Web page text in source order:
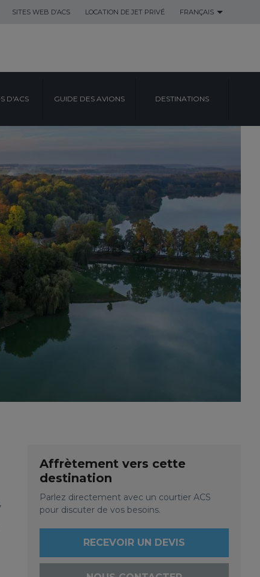
SITES WEB D’ACS LOCATION DE JET PRIVÉ FRANÇAIS
D'ACS GUIDE DES AVIONS DESTINATIONS
Affrètement vers cette
destination
Parlez directement avec un courtier ACS
pour discuter de vos besoins.
RECEVOIR UN DEVIS